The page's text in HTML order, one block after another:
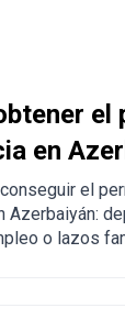
el
en
de
el
Azerbaiyán:
o lazos